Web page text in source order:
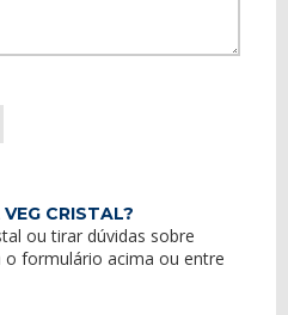
CRISTAL?
ou tirar dúvidas sobre
formulário acima ou entre